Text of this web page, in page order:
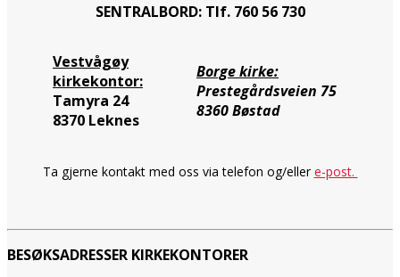
SENTRALBORD: Tlf. 760 56 730
Vestvågøy
kirkekontor:
Tamyra 24
8370 Leknes
Borge kirke:
Prestegårdsveien 75
8360 Bøstad
Ta gjerne kontakt med oss via telefon og/ellere-post.
BESØKSADRESSER KIRKEKONTORER